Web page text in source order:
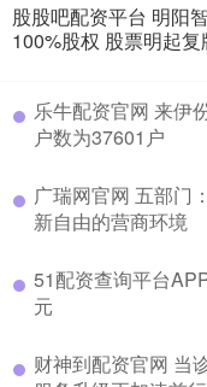
股股吧配资平台 明阳
100%股权 股票明起复
乐牛配资官网 来伊
户数为37601户
广瑞网官网 五部门
新自由的营商环境
51配资查询平台
元
财神到配资官网 当